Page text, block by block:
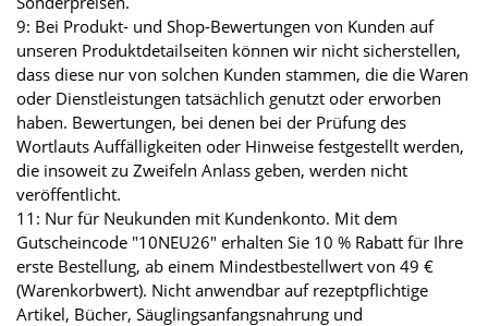
9: Bei Produkt- und Shop-Bewertungen von Kunden auf
unseren Produktdetailseiten können wir nicht sicherstellen,
dass diese nur von solchen Kunden stammen, die die Waren
oder Dienstleistungen tatsächlich genutzt oder erworben
haben. Bewertungen, bei denen bei der Prüfung des
Wortlauts Auffälligkeiten oder Hinweise festgestellt werden,
die insoweit zu Zweifeln Anlass geben, werden nicht
veröffentlicht.
11: Nur für Neukunden mit Kundenkonto. Mit dem
Gutscheincode "10NEU26" erhalten Sie 10 % Rabatt für Ihre
erste Bestellung, ab einem Mindestbestellwert von 49 €
(Warenkorbwert). Nicht anwendbar auf rezeptpflichtige
Artikel, Bücher, Säuglingsanfangsnahrung und